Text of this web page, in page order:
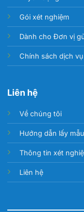
Gói xét nghiệm
Dành cho Đơn vị
Chính sách dịch vụ
Liên hệ
Về chúng tôi
Hướng dẫn lấy mẫu
Thông tin xét
Liên hệ